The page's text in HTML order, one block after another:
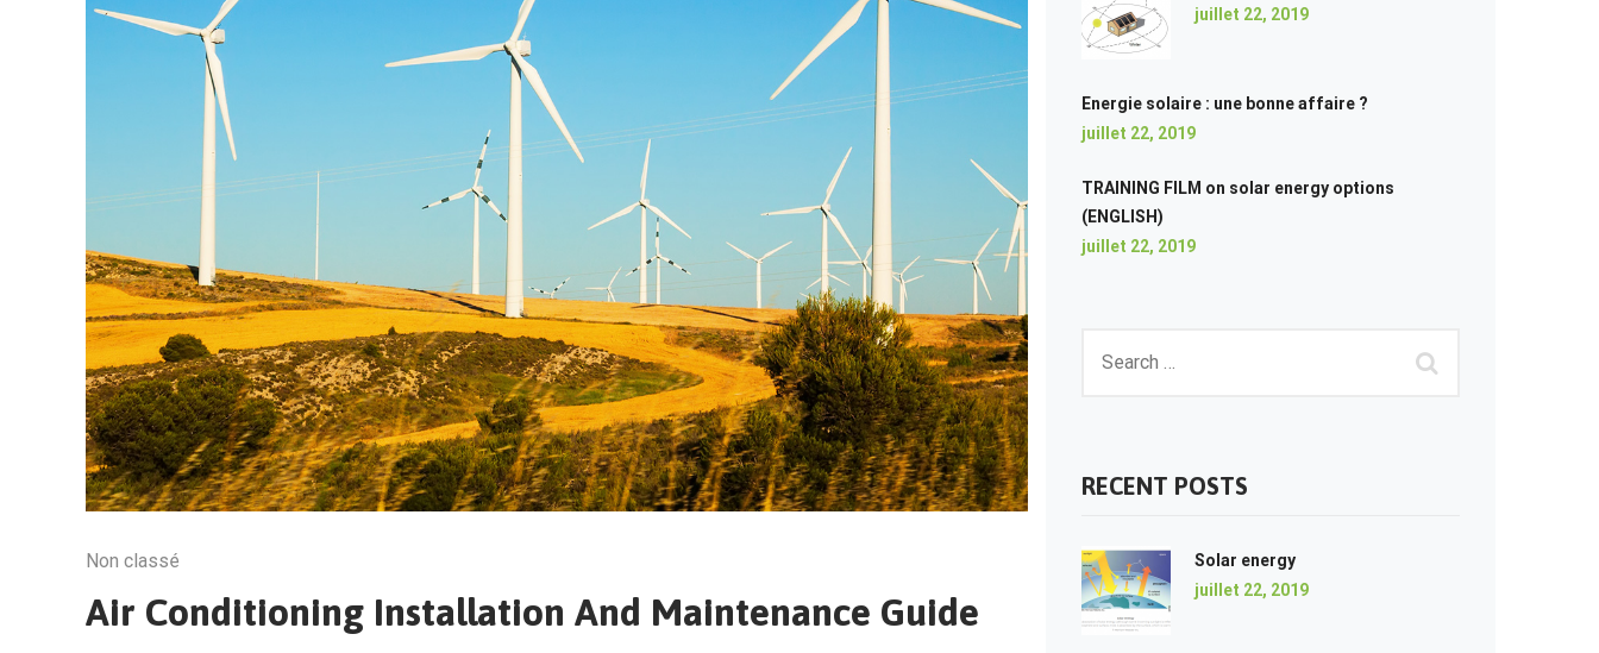
Non classé
Air Conditioning Installation And Maintenance Guide
juillet 22, 2019
Energie solaire : une bonne affaire ?
juillet 22, 2019
TRAINING FILM on solar energy options
(ENGLISH)
juillet 22, 2019
RECENT POSTS
Solar energy
juillet 22, 2019